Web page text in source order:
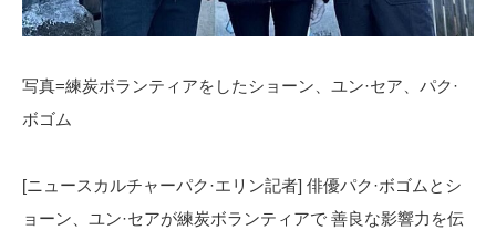
写真=練炭ボランティアをしたショーン、ユン·セア、パク·
ボゴム
[ニュースカルチャーパク·エリン記者] 俳優パク·ボゴムとシ
ョーン、ユン·セアが練炭ボランティアで 善良な影響力を伝